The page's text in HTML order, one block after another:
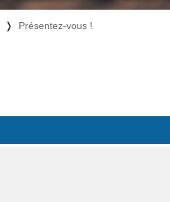
❭ Présentez-vous !